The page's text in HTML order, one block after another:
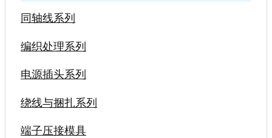
同轴线系列
编织处理系列
电源插头系列
绕线与捆扎系列
端子压接模具